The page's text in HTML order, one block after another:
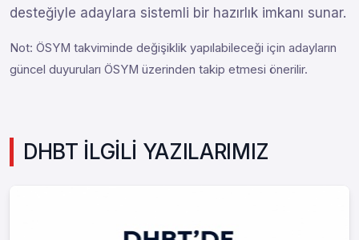
desteğiyle adaylara sistemli bir hazırlık imkanı sunar.
Not: ÖSYM takviminde değişiklik yapılabileceği için adayların
güncel duyuruları ÖSYM üzerinden takip etmesi önerilir.
DHBT İLGİLİ YAZILARIMIZ